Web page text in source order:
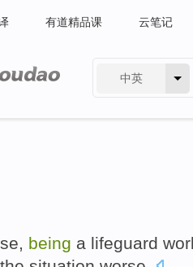
有道精品课 云笔记
中英
, being a lifeguard